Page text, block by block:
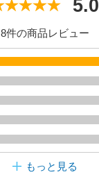
5.0
8件の商品レビュー
もっと見る